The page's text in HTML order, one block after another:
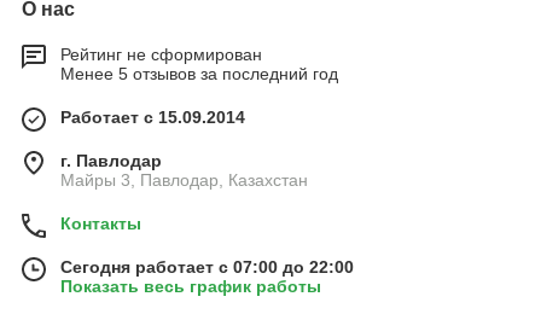
О нас
Рейтинг не сформирован
Менее 5 отзывов за последний год
Работает с 15.09.2014
г. Павлодар
Майры 3, Павлодар, Казахстан
Контакты
Сегодня работает с 07:00 до 22:00
Показать весь график работы